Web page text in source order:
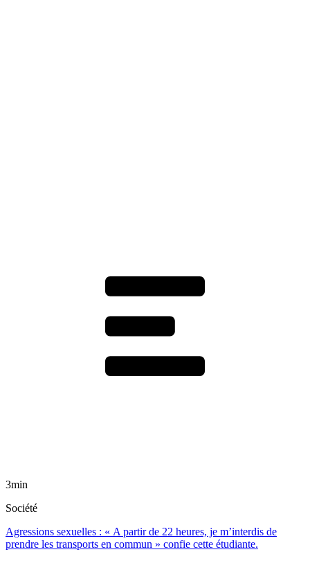
3min
Société
Agressions sexuelles : « A partir de 22 heures, je m’interdis de
prendre les transports en commun » confie cette étudiante.